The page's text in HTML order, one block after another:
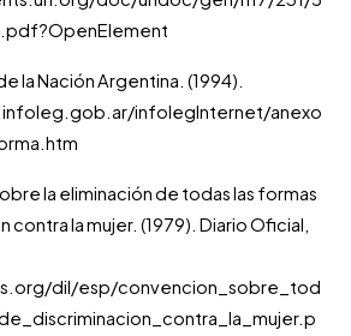
la Nación Argentina. (1994).
infolegInternet/anexo
la eliminación de todas las formas
contra la mujer. (1979). Diario Oficial,
dil/esp/convencion_sobre_tod